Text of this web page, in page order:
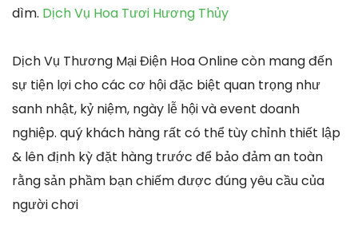
dìm. Dịch Vụ Hoa Tươi Hương Thủy
Dịch Vụ Thương Mại Điện Hoa Online còn mang đến
sự tiện lợi cho các cơ hội đặc biệt quan trọng như
sanh nhật, kỷ niệm, ngày lễ hội và event doanh
nghiệp. quý khách hàng rất có thể tùy chỉnh thiết lập
& lên định kỳ đặt hàng trước để bảo đảm an toàn
rằng sản phầm bạn chiếm được đúng yêu cầu của
người chơi